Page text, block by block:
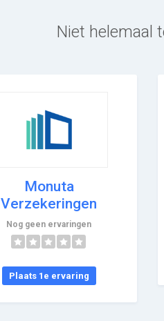
Niet helemaal
Monuta
Verzekeringen
Nog geen ervaringen
Plaats 1e ervaring